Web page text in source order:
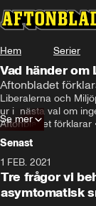
Hem Serier
Vad händer om
Aftonbladet
Liberalerna och
ur i  nästa val om
"Framstår som om
Aftonbladet förklarar
Se mer
Senast
1 FEB. 2021
Tre frågor vi
asymtomatisk